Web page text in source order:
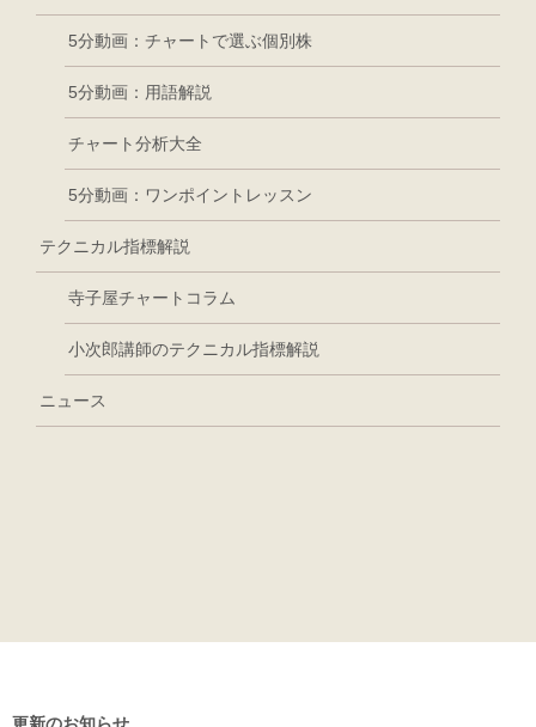
5分動画：チャートで選ぶ個別株
5分動画：用語解説
チャート分析大全
5分動画：ワンポイントレッスン
テクニカル指標解説
寺子屋チャートコラム
小次郎講師のテクニカル指標解説
ニュース